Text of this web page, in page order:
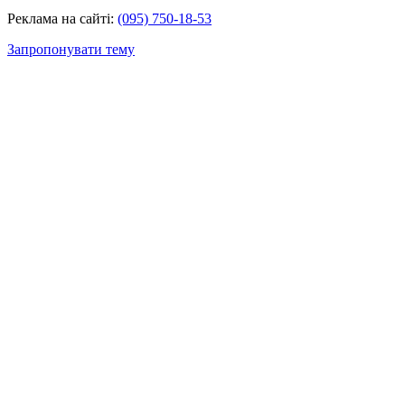
Реклама на сайті: (095) 750-18-53
Запропонувати тему